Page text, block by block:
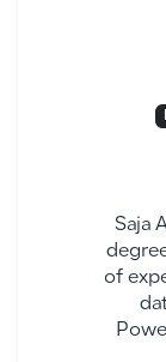
Saja
of